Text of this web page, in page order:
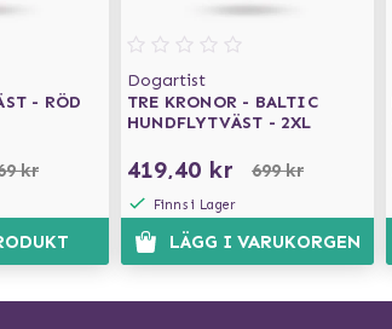
- RÖD
kr
Dogartist
TRE KRONOR - BALTIC
HUNDFLYTVÄST - 2XL
419,40 kr 699 kr
Finns i Lager
LÄGG I VARUKORGEN